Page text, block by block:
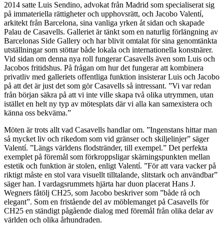
2014 satte Luis Sendino, advokat från Madrid som specialiserat sig
på immateriella rättigheter och upphovsrätt, och Jacobo Valentí,
arkitekt från Barcelona, sina vanliga yrken åt sidan och skapade
Palau de Casavells. Galleriet är tänkt som en naturlig förlängning av
Barcelonas Side Gallery och har blivit omtalat för sina genomtänkta
utställningar som stöttar både lokala och internationella konstnärer.
Vid sidan om denna nya roll fungerar Casavells även som Luis och
Jacobos fritidshus. På frågan om hur det fungerar att kombinera
privatliv med galleriets offentliga funktion insisterar Luis och Jacobo
på att det är just det som gör Casavells så intressant. ”Vi var redan
från början säkra på att vi inte ville skapa två olika utrymmen, utan
istället en helt ny typ av mötesplats där vi alla kan samexistera och
känna oss bekväma.”
Möten är trots allt vad Casavells handlar om. ”Ingenstans hittar man
så mycket liv och rikedom som vid gränser och skiljelinjer” säger
Valentí. ”Längs världens flodstränder, till exempel.” Det perfekta
exemplet på föremål som förkroppsligar skärningspunkten mellan
estetik och funktion är stolen, enligt Valentí. ”För att vara vacker på
riktigt måste en stol vara visuellt tilltalande, slitstark och användbar”
säger han. I vardagsrummets hjärta har duon placerat Hans J.
Wegners fåtölj CH25, som Jacobo beskriver som ”både rå och
elegant”. Som en fristående del av möblemanget på Casavells för
CH25 en ständigt pågående dialog med föremål från olika delar av
världen och olika århundraden.